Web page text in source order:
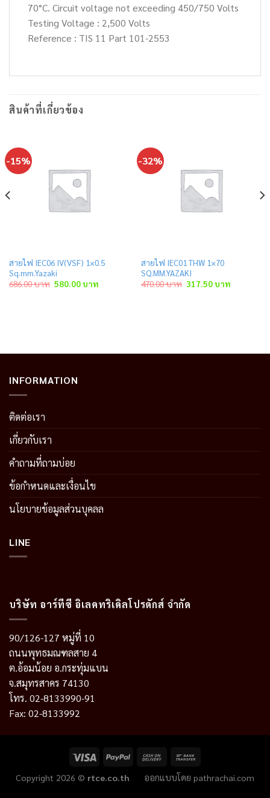
70°C. Circuit voltage not exceeding 450/750 Volts
Testing Voltage : 2,500 Volts
Reference : TIS 11 Part 101-2553
สินค้าที่เกี่ยวข้อง
-15%
สายไฟ IEC06 IV(VSF) 1×0.5
Sq.mm.Yazaki
686.00บาท Original
580.00บาทCurrent
-32%
สายไฟ IEC01 THW 1×70
SQ.MM.YAZAKI
470.00บาท Original
317.50บาทCurrent
INFORMATION
ติดต่อเรา
เกี่ยวกับเรา
คำถามที่ถามบ่อย
ข้อกำหนดและเงื่อนไข
นโยบายข้อมูลส่วนบุคลล
LINE
บริษัท อาร์ทีซี อิเลคทริเคิลโปรดักส์ จำกัด
90/126-127 หมู่ที่ 10
ถนนพุทธมณฑลสาย 4
ต.อ้อมน้อย อ.กระทุ่มแบน
จ.สมุทรสาคร 74130
โทร. 02-8133990-91
Fax: 02-8133992
Copyright 2026 © rtce.co.th ออกแบบโดย pathrachai.com